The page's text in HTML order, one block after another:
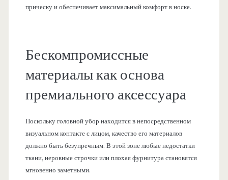
прическу и обеспечивает максимальный комфорт в носке.
Бескомпромиссные
материалы как основа
премиального аксессуара
Поскольку головной убор находится в непосредственном
визуальном контакте с лицом, качество его материалов
должно быть безупречным. В этой зоне любые недостатки
ткани, неровные строчки или плохая фурнитура становятся
мгновенно заметными.